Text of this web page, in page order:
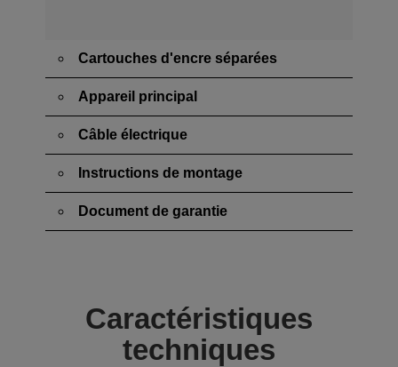
Cartouches d'encre séparées
Appareil principal
Câble électrique
Instructions de montage
Document de garantie
Caractéristiques
techniques